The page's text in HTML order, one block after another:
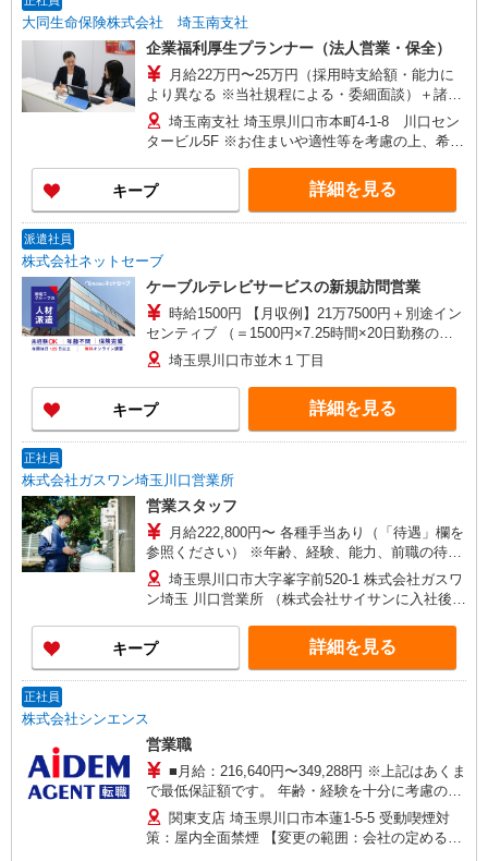
大同生命保険株式会社 埼玉南支社
企業福利厚生プランナー（法人営業・保全）
月給22万円〜25万円（採用時支給額・能力に
より異なる ※当社規程による・委細面談）＋諸手
当 ※研修受講手当：8500円
埼玉南支社 埼玉県川口市本町4-1-8 川口セン
タービル5F ※お住まいや適性等を考慮の上、希望
等はホームページよりご確認ください
キープ 詳細を見る
派遣社員
株式会社ネットセーブ
ケーブルテレビサービスの新規訪問営業
時給1500円 【月収例】21万7500円＋別途イン
センティブ （＝1500円×7.25時間×20日勤務の場
合） 【交通費】 定期代支給
埼玉県川口市並木１丁目
キープ 詳細を見る
正社員
株式会社ガスワン埼玉川口営業所
営業スタッフ
月給222,800円〜 各種手当あり（「待遇」欄を
参照ください） ※年齢、経験、能力、前職の待遇
を考慮します ※待遇条件の詳細については、面接
などでお気軽にご相談ください。 ■年収例 ＜入社
3年目・30歳・独身＞ 年収例／425万円（月給24万
円＋賞与年2回＋手当（住宅手当、資格手当、宿直
手当など）） ＜入社3年目・30歳・既婚（扶養あ
り）＞ 年収例／460万円（月給24万円＋賞与年2回
埼玉県川口市大字峯字前520-1 株式会社ガスワ
ン埼玉 川口営業所 （株式会社サイサンに入社後、
す。）
キープ 詳細を見る
正社員
株式会社シンエンス
営業職
■月給：216,640円〜349,288円 ※上記はあくま
で最低保証額です。 年齢・経験を十分に考慮の上
決定します。 【内訳】 基本給183,000円〜
255,000円 固定残業代33,640円〜45,956円を含む/
月 ※固定残業代制 超過分別途支給 ※固定残業代
関東支店 埼玉県川口市本蓮1-5-5 受動喫煙対
策：屋内全面禁煙 【変更の範囲：会社の定める場